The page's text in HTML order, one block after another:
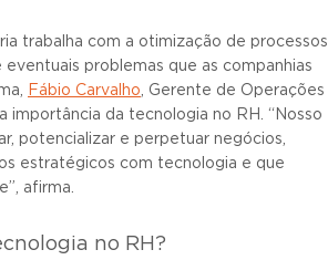
trabalha com a otimização de processos
problemas que as companhias
Fábio Carvalho, Gerente de Operações
importância da tecnologia no RH. “Nosso
potencializar e perpetuar negócios,
estratégicos com tecnologia e que
afirma.
no RH?